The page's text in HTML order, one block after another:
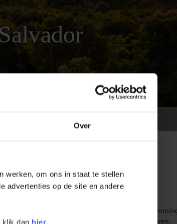
Over
werken, om ons in staat te stellen
advertenties op de site en andere
klik dan hier.
de avontuurlijkste en meest fascinerende
en last minute reizen met extra voordelige tarieven.